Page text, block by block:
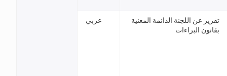
عربي
تقرير عن اللجنة الدائمة المعنية
بقانون البراءات